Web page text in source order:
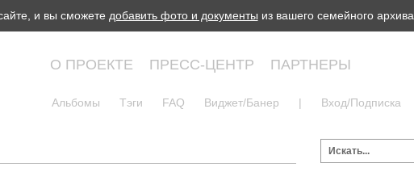
и вы сможете добавить фото и документы из вашего семейного архива.
О ПРОЕКТЕ ПРЕСС-ЦЕНТР ПАРТНЕРЫ
Альбомы Тэги FAQ Виджет/Банер | Вход/Подписка